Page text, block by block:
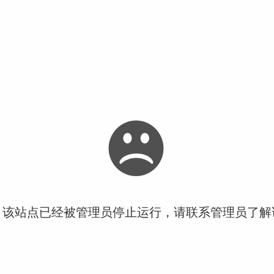
站点已经被管理员停止运行，请联系管理员了